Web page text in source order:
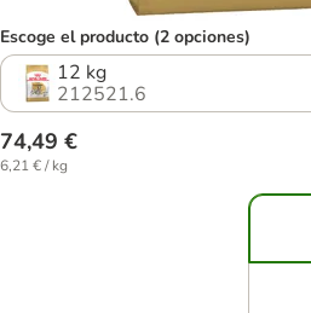
Escoge el producto (2 opciones)
12 kg
212521.6
74,49 €
6,21 € / kg